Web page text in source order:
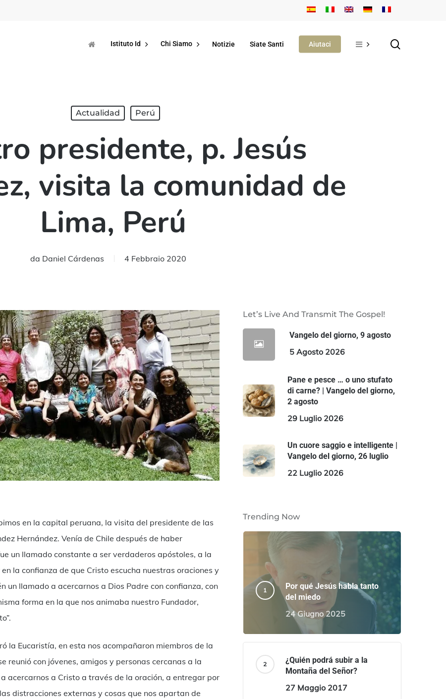
Istituto Id Chi Siamo Notizie Siate Santi Aiutaci
Actualidad Perú
presidente, p. Jesús
visita la comunidad de
Lima, Perú
da Daniel Cárdenas 4 Febbraio 2020
en la capital peruana, la visita del presidente de las
Hernández. Venía de Chile después de haber
un llamado constante a ser verdaderos apóstoles, a la
la confianza de que Cristo escucha nuestras oraciones y
un llamado a acercarnos a Dios Padre con confianza, con
forma en la que nos animaba nuestro Fundador,
la Eucaristía, en esta nos acompañaron miembros de la
reunió con jóvenes, amigos y personas cercanas a la
acercarnos a Cristo a través de la oración, a entregar por
distracciones externas y cosas que nos apartan de
Let’s Live And Transmit The Gospel!
Vangelo del giorno, 9 agosto
5 Agosto 2026
Pane e pesce … o uno stufato
di carne? | Vangelo del giorno,
2 agosto
29 Luglio 2026
Un cuore saggio e intelligente |
Vangelo del giorno, 26 luglio
22 Luglio 2026
Trending Now
Por qué Jesús habla tanto
del miedo
24 Giugno 2025
¿Quién podrá subir a la
Montaña del Señor?
27 Maggio 2017